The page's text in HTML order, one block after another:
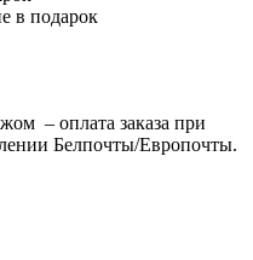
в подарок
– оплата заказа при
Белпочты/Европочты.